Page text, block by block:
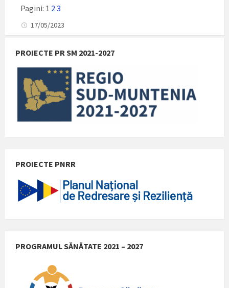
Pagini: 1 2 3
17/05/2023
PROIECTE PR SM 2021-2027
PROIECTE PNRR
PROGRAMUL SĂNĂTATE 2021 – 2027